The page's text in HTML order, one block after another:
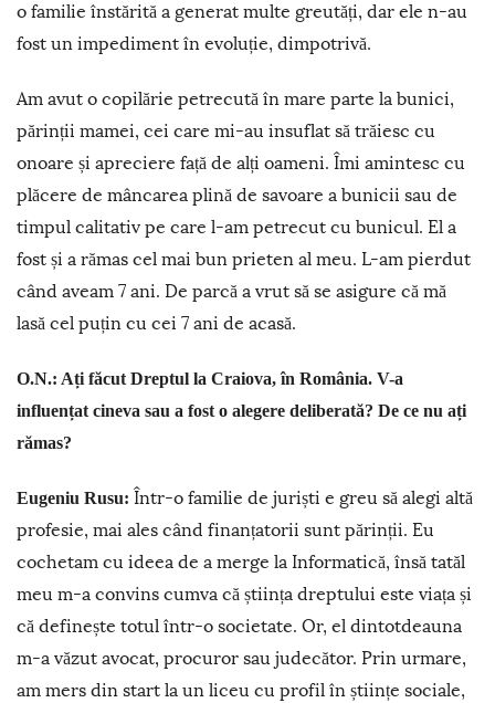
o familie înstărită a generat multe greutăți, dar ele n-au
fost un impediment în evoluție, dimpotrivă.
Am avut o copilărie petrecută în mare parte la bunici,
părinții mamei, cei care mi-au insuflat să trăiesc cu
onoare și apreciere față de alți oameni. Îmi amintesc cu
plăcere de mâncarea plină de savoare a bunicii sau de
timpul calitativ pe care l-am petrecut cu bunicul. El a
fost și a rămas cel mai bun prieten al meu. L-am pierdut
când aveam 7 ani. De parcă a vrut să se asigure că mă
lasă cel puțin cu cei 7 ani de acasă.
O.N.: Ați făcut Dreptul la Craiova, în România. V-a
influențat cineva sau a fost o alegere deliberată? De ce nu ați
rămas?
Eugeniu Rusu: Într-o familie de juriști e greu să alegi altă
profesie, mai ales când finanțatorii sunt părinții. Eu
cochetam cu ideea de a merge la Informatică, însă tatăl
meu m-a convins cumva că știința dreptului este viața și
că definește totul într-o societate. Or, el dintotdeauna
m-a văzut avocat, procuror sau judecător. Prin urmare,
am mers din start la un liceu cu profil în științe sociale,